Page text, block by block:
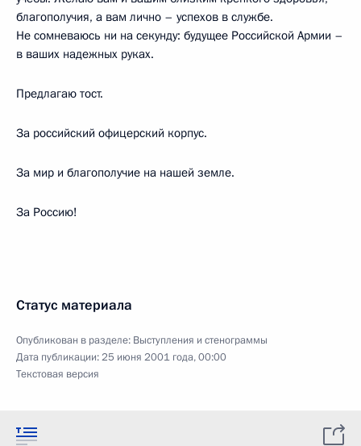
благополучия, а вам лично – успехов в службе.
Не сомневаюсь ни на секунду: будущее Российской Армии –
в ваших надежных руках.
Предлагаю тост.
За российский офицерский корпус.
За мир и благополучие на нашей земле.
За Россию!
Статус материала
Опубликован в разделе: Выступления и стенограммы
Дата публикации:25 июня 2001 года, 00:00
Текстовая версия